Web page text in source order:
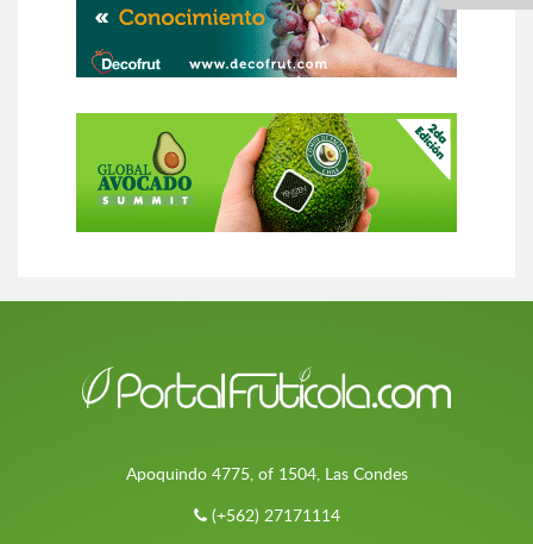
Apoquindo 4775, of 1504, Las Condes
(+562) 27171114